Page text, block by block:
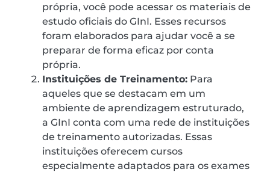
própria, você pode acessar os materiais de
estudo oficiais do GInI. Esses recursos
foram elaborados para ajudar você a se
preparar de forma eficaz por conta
própria.
Instituições de Treinamento: Para
aqueles que se destacam em um
ambiente de aprendizagem estruturado,
a GInI conta com uma rede de instituições
de treinamento autorizadas. Essas
instituições oferecem cursos
especialmente adaptados para os exames